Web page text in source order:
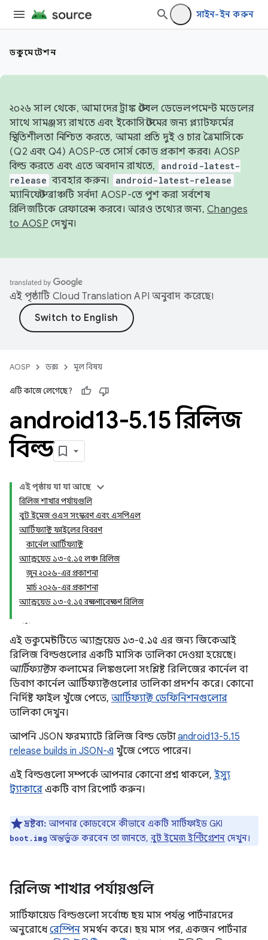
সাইন-ইন করুন
ডকুমেন্টেশন
২০২৬ সাল থেকে, আমাদের ট্রাঙ্ক স্টেবল ডেভেলপমেন্ট মডেলের
সাথে সামঞ্জস্য রাখতে এবং ইকোসিস্টেমের জন্য প্ল্যাটফর্মের
স্থিতিশীলতা নিশ্চিত করতে, আমরা প্রতি দুই ও চার ত্রৈমাসিকে
(Q2 এবং Q4) AOSP-তে সোর্স কোড প্রকাশ করব। AOSP
বিল্ড করতে এবং এতে অবদান রাখতে,
android-latest-
release ব্যবহার করুন। android-latest-release
ম্যানিফেস্ট ব্রাঞ্চটি সর্বদা AOSP-তে পুশ করা সর্বশেষ
রিলিজটিকে রেফারেন্স করবে। আরও তথ্যের জন্য, Changes
to AOSP দেখুন।
এই পৃষ্ঠাটি Cloud Translation API অনুবাদ করেছে।
AOSP ডক্স মূল বিষয়
এটি কাজে লেগেছে?
android13-5.15 রিলিজ
বিল্ড
এই পৃষ্ঠায় যা যা আছে
রিলিজ শাখার পর্যায়গুলি
বুট ইমেজ ওএস সংস্করণ এবং এসপিএল
আর্টিফ্যাক্ট ফাইলের বিবরণ
কার্নেল আর্টিফ্যাক্ট
অ্যান্ড্রয়েড ১৩-৫.১৫ লঞ্চ রিলিজ
জুন ২০২৬-এর প্রকাশনা
মার্চ ২০২৬-এর প্রকাশনা
অ্যান্ড্রয়েড ১৩-৫.১৫ রক্ষণাবেক্ষণ রিলিজ
এই ডকুমেন্টটিতে অ্যান্ড্রয়েড ১৩-৫.১৫ এর জন্য জিকেআই
রিলিজ বিল্ডগুলোর একটি মাসিক তালিকা দেওয়া হয়েছে।
আর্টিফ্যাক্টসকলামের লিঙ্কগুলো সংশ্লিষ্ট রিলিজের কার্নেল বা
ডিবাগ কার্নেল আর্টিফ্যাক্টগুলোর তালিকা প্রদর্শন করে। কোনো
নির্দিষ্ট ফাইল খুঁজে পেতে, আর্টিফ্যাক্ট ডেফিনিশনগুলোর
তালিকা দেখুন।
আপনি JSON ফরম্যাটে রিলিজ বিল্ড ডেটাandroid13-5.15
release builds in JSON-এ খুঁজে পেতে পারেন।
এই বিল্ডগুলো সম্পর্কে আপনার কোনো প্রশ্ন থাকলে, ইস্যু
ট্র্যাকারে একটি বাগ রিপোর্ট করুন।
দ্রষ্টব্য: আপনার কোডবেসে কীভাবে একটি সার্টিফাইড GKI
boot.img অন্তর্ভুক্ত করবেন তা জানতে, বুট ইমেজ ইন্টিগ্রেশন দেখুন।
রিলিজ শাখার পর্যায়গুলি
সার্টিফায়েড বিল্ডগুলো সর্বোচ্চ ছয় মাস পর্যন্ত পার্টনারদের
অনুরোধেরেস্পিন সমর্থন করে। ছয় মাস পর, একজন পার্টনার